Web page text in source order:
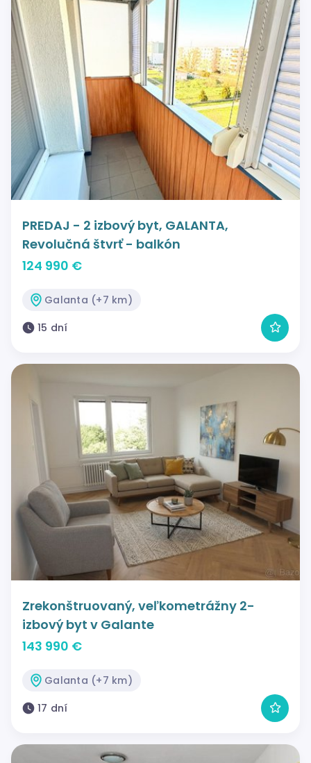
PREDAJ - 2 izbový byt, GALANTA,
Revolučná štvrť - balkón
124 990 €
Galanta (+7 km)
15 dní
Zrekonštruovaný, veľkometrážny 2-
izbový byt v Galante
143 990 €
Galanta (+7 km)
17 dní